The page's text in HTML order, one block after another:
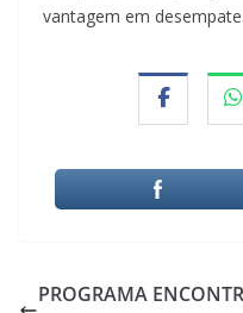
vantagem em desempate.
PROGRAMA